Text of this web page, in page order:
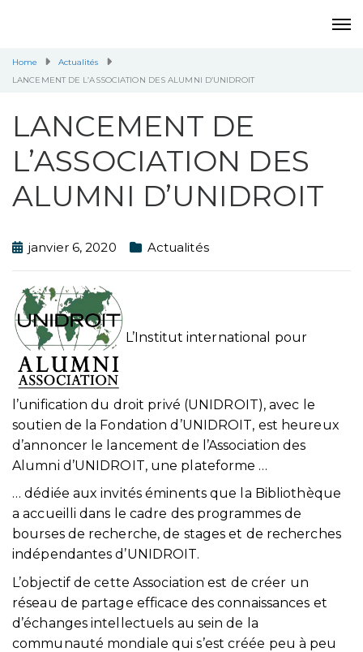
Home
Actualités
LANCEMENT DE L’ASSOCIATION DES ALUMNI D’UNIDROIT
LANCEMENT DE
L’ASSOCIATION DES
ALUMNI D’UNIDROIT
janvier 6, 2020 Actualités
L’Institut international pour
l’unification du droit privé (UNIDROIT), avec le
soutien de la Fondation d’UNIDROIT, est heureux
d’annoncer le lancement de l’Association des
Alumni d’UNIDROIT, une plateforme …
… dédiée aux invités éminents que la Bibliothèque
a accueilli dans le cadre des programmes de
bourses de recherche, de stages et de recherches
indépendantes d’UNIDROIT.
L’objectif de cette Association est de créer un
réseau de partage efficace des connaissances et
d’échanges intellectuels au sein de la
communauté mondiale qui s’est créée peu à peu